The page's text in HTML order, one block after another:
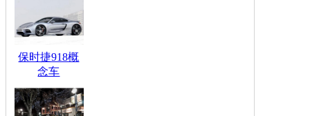
保时捷918概
念车